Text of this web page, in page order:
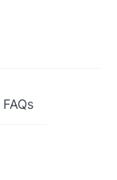
FAQs